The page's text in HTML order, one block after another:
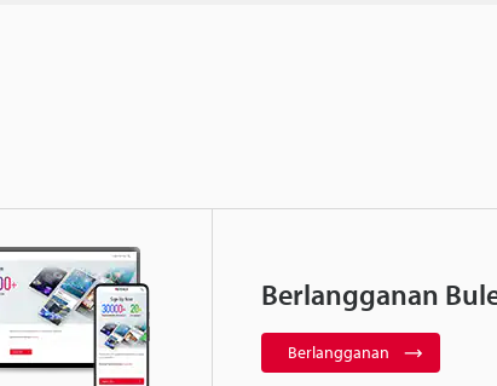
Berlangganan
Berlangganan